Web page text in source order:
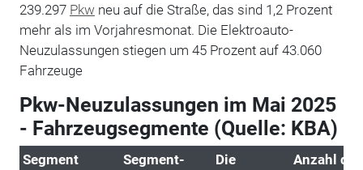
239.297 Pkw neu auf die Straße, das sind 1,2 Prozent
mehr als im Vorjahresmonat. Die Elektroauto-
Neuzulassungen stiegen um 45 Prozent auf 43.060
Fahrzeuge
Pkw-Neuzulassungen im Mai 2025
- Fahrzeugsegmente (Quelle: KBA)
Segment
Segment-
Die
Anzahl der